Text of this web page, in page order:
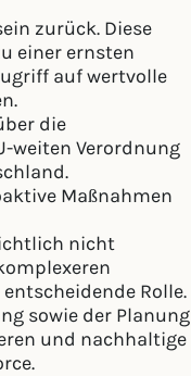
zurück. Diese
einer ernsten
auf wertvolle
die
weiten Verordnung
Maßnahmen
nicht
Rolle.
sowie der Planung
und nachhaltige